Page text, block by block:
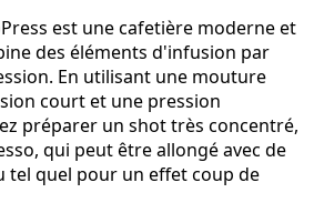
est une cafetière moderne et
des éléments d'infusion par
En utilisant une mouture
court et une pression
préparer un shot très concentré,
qui peut être allongé avec de
tel quel pour un effet coup de